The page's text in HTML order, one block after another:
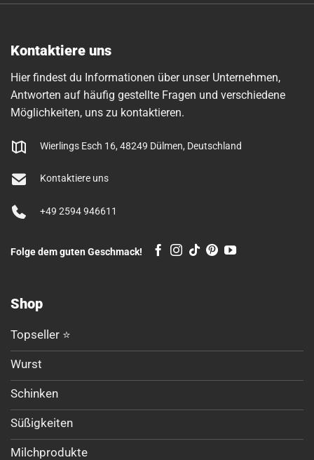
Kontaktiere uns
Hier findest du Informationen über unser Unternehmen,
Antworten auf häufig gestellte Fragen und verschiedene
Möglichkeiten, uns zu kontaktieren.
Wierlings Esch 16, 48249 Dülmen, Deutschland
Kontaktiere uns
+49 2594 946611
Folge dem guten Geschmack!
Shop
Topseller ⭐
Wurst
Schinken
Süßigkeiten
Milchprodukte